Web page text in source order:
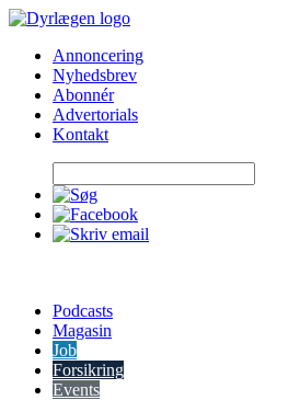
Skip
contentAnnoncering
Nyhedsbrev
Abonnér
Advertorials
Kontakt
Podcasts
Magasin
Job
Forsikring
Events